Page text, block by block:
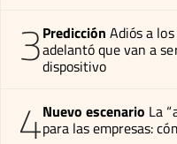
3Predicción Adiós a
adelantó que van a
dispositivo
4Nuevo escenario La
para las empresas: